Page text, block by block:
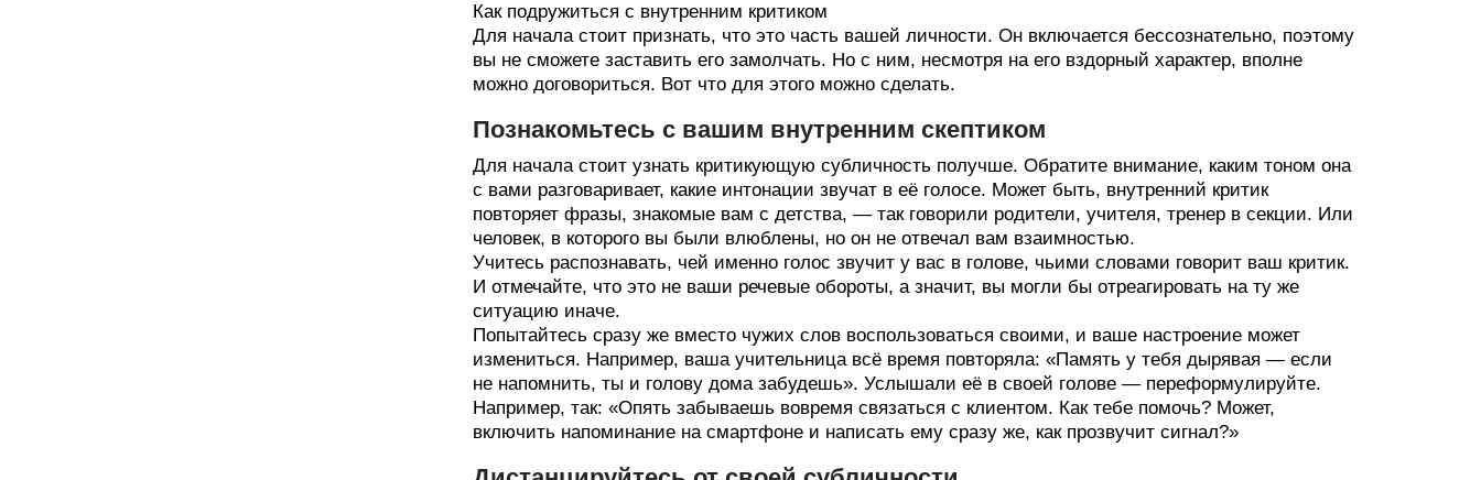
Как подружиться с внутренним критиком
Для начала стоит признать, что это часть вашей личности. Он включается бессознательно, поэтому
вы не сможете заставить его замолчать. Но с ним, несмотря на его вздорный характер, вполне
можно договориться. Вот что для этого можно сделать.
Познакомьтесь с вашим внутренним скептиком
Для начала стоит узнать критикующую субличность получше. Обратите внимание, каким тоном она
с вами разговаривает, какие интонации звучат в её голосе. Может быть, внутренний критик
повторяет фразы, знакомые вам с детства, — так говорили родители, учителя, тренер в секции. Или
человек, в которого вы были влюблены, но он не отвечал вам взаимностью.
Учитесь распознавать, чей именно голос звучит у вас в голове, чьими словами говорит ваш критик.
И отмечайте, что это не ваши речевые обороты, а значит, вы могли бы отреагировать на ту же
ситуацию иначе.
Попытайтесь сразу же вместо чужих слов воспользоваться своими, и ваше настроение может
измениться. Например, ваша учительница всё время повторяла: «Память у тебя дырявая — если
не напомнить, ты и голову дома забудешь». Услышали её в своей голове — переформулируйте.
Например, так: «Опять забываешь вовремя связаться с клиентом. Как тебе помочь? Может,
включить напоминание на смартфоне и написать ему сразу же, как прозвучит сигнал?»